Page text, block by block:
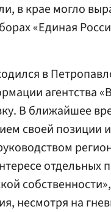
в крае могло
«Единая
в
агентства
В ближайшее
своей позиции
отдельных
несмотря на